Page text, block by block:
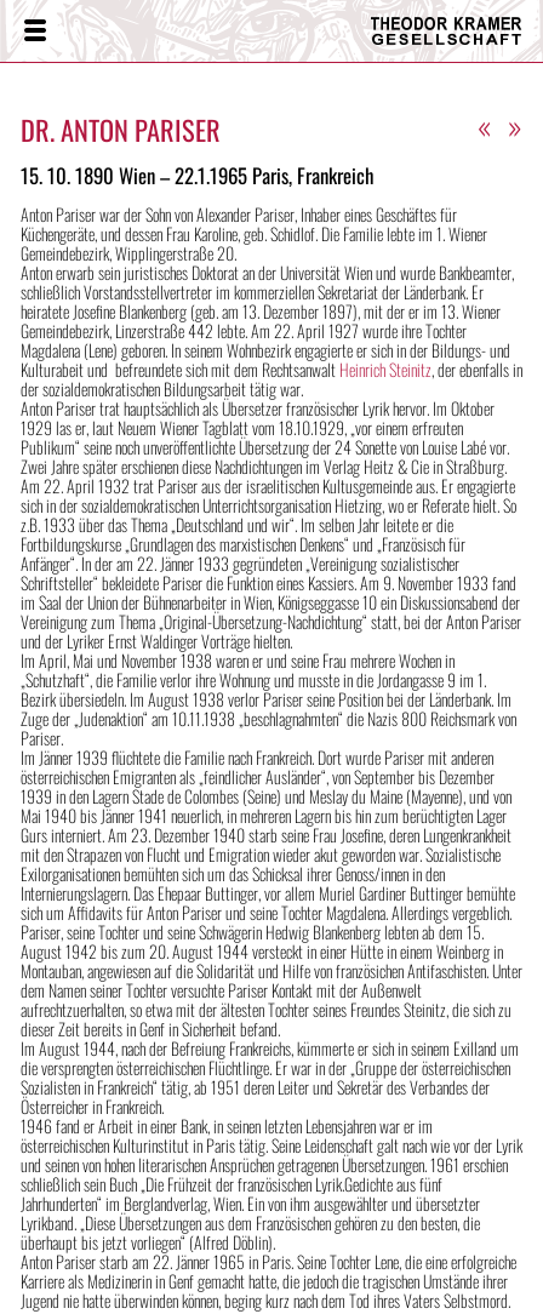
Theodor
Kramer
Menü
« »
DR. ANTON PARISER
15. 10. 1890 Wien – 22.1.1965 Paris, Frankreich
Anton Pariser war der Sohn von Alexander Pariser, Inhaber eines Geschäftes für
Küchengeräte, und dessen Frau Karoline, geb. Schidlof. Die Familie lebte im 1. Wiener
Gemeindebezirk, Wipplingerstraße 20.
Anton erwarb sein juristisches Doktorat an der Universität Wien und wurde Bankbeamter,
schließlich Vorstandsstellvertreter im kommerziellen Sekretariat der Länderbank. Er
heiratete Josefine Blankenberg (geb. am 13. Dezember 1897), mit der er im 13. Wiener
Gemeindebezirk, Linzerstraße 442 lebte. Am 22. April 1927 wurde ihre Tochter
Magdalena (Lene) geboren. In seinem Wohnbezirk engagierte er sich in der Bildungs- und
Kulturabeit und befreundete sich mit dem RechtsanwaltHeinrich Steinitz, der ebenfalls in
der sozialdemokratischen Bildungsarbeit tätig war.
Anton Pariser trat hauptsächlich als Übersetzer französischer Lyrik hervor. Im Oktober
1929 las er, laut Neuem Wiener Tagblatt vom 18.10.1929, „vor einem erfreuten
Publikum“ seine noch unveröffentlichte Übersetzung der 24 Sonette von Louise Labé vor.
Zwei Jahre später erschienen diese Nachdichtungen im Verlag Heitz & Cie in Straßburg.
Am 22. April 1932 trat Pariser aus der israelitischen Kultusgemeinde aus. Er engagierte
sich in der sozialdemokratischen Unterrichtsorganisation Hietzing, wo er Referate hielt. So
z.B. 1933 über das Thema „Deutschland und wir“. Im selben Jahr leitete er die
Fortbildungskurse „Grundlagen des marxistischen Denkens“ und „Französisch für
Anfänger“. In der am 22. Jänner 1933 gegründeten „Vereinigung sozialistischer
Schriftsteller“ bekleidete Pariser die Funktion eines Kassiers. Am 9. November 1933 fand
im Saal der Union der Bühnenarbeiter in Wien, Königseggasse 10 ein Diskussionsabend der
Vereinigung zum Thema „Original-Übersetzung-Nachdichtung“ statt, bei der Anton Pariser
und der Lyriker Ernst Waldinger Vorträge hielten.
Im April, Mai und November 1938 waren er und seine Frau mehrere Wochen in
„Schutzhaft“, die Familie verlor ihre Wohnung und musste in die Jordangasse 9 im 1.
Bezirk übersiedeln. Im August 1938 verlor Pariser seine Position bei der Länderbank. Im
Zuge der „Judenaktion“ am 10.11.1938 „beschlagnahmten“ die Nazis 800 Reichsmark von
Pariser.
Im Jänner 1939 flüchtete die Familie nach Frankreich. Dort wurde Pariser mit anderen
österreichischen Emigranten als „feindlicher Ausländer“, von September bis Dezember
1939 in den Lagern Stade de Colombes (Seine) und Meslay du Maine (Mayenne), und von
Mai 1940 bis Jänner 1941 neuerlich, in mehreren Lagern bis hin zum berüchtigten Lager
Gurs interniert. Am 23. Dezember 1940 starb seine Frau Josefine, deren Lungenkrankheit
mit den Strapazen von Flucht und Emigration wieder akut geworden war. Sozialistische
Exilorganisationen bemühten sich um das Schicksal ihrer Genoss/innen in den
Internierungslagern. Das Ehepaar Buttinger, vor allem Muriel Gardiner Buttinger bemühte
sich um Affidavits für Anton Pariser und seine Tochter Magdalena. Allerdings vergeblich.
Pariser, seine Tochter und seine Schwägerin Hedwig Blankenberg lebten ab dem 15.
August 1942 bis zum 20. August 1944 versteckt in einer Hütte in einem Weinberg in
Montauban, angewiesen auf die Solidarität und Hilfe von französichen Antifaschisten. Unter
dem Namen seiner Tochter versuchte Pariser Kontakt mit der Außenwelt
aufrechtzuerhalten, so etwa mit der ältesten Tochter seines Freundes Steinitz, die sich zu
dieser Zeit bereits in Genf in Sicherheit befand.
Im August 1944, nach der Befreiung Frankreichs, kümmerte er sich in seinem Exilland um
die versprengten österreichischen Flüchtlinge. Er war in der „Gruppe der österreichischen
Sozialisten in Frankreich“ tätig, ab 1951 deren Leiter und Sekretär des Verbandes der
Österreicher in Frankreich.
1946 fand er Arbeit in einer Bank, in seinen letzten Lebensjahren war er im
österreichischen Kulturinstitut in Paris tätig. Seine Leidenschaft galt nach wie vor der Lyrik
und seinen von hohen literarischen Ansprüchen getragenen Übersetzungen. 1961 erschien
schließlich sein Buch „Die Frühzeit der französischen Lyrik.Gedichte aus fünf
Jahrhunderten“ im Berglandverlag, Wien. Ein von ihm ausgewählter und übersetzter
Lyrikband. „Diese Übersetzungen aus dem Französischen gehören zu den besten, die
überhaupt bis jetzt vorliegen“ (Alfred Döblin).
Anton Pariser starb am 22. Jänner 1965 in Paris. Seine Tochter Lene, die eine erfolgreiche
Karriere als Medizinerin in Genf gemacht hatte, die jedoch die tragischen Umstände ihrer
Jugend nie hatte überwinden können, beging kurz nach dem Tod ihres Vaters Selbstmord.